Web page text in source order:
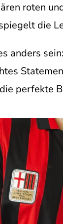
roten
die
anders
perfekte